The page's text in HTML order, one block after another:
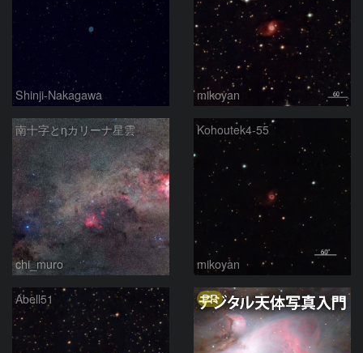
Shinji-Nakagawa mikoyan
南十字とηカリーナ星雲
chi_muro
Kohoutek4-55
mikoyan
Abell51 PR